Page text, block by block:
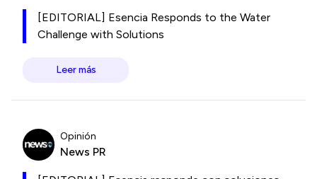
[EDITORIAL] Esencia Responds to the Water
Challenge with Solutions
Leer más
Opinión
News PR